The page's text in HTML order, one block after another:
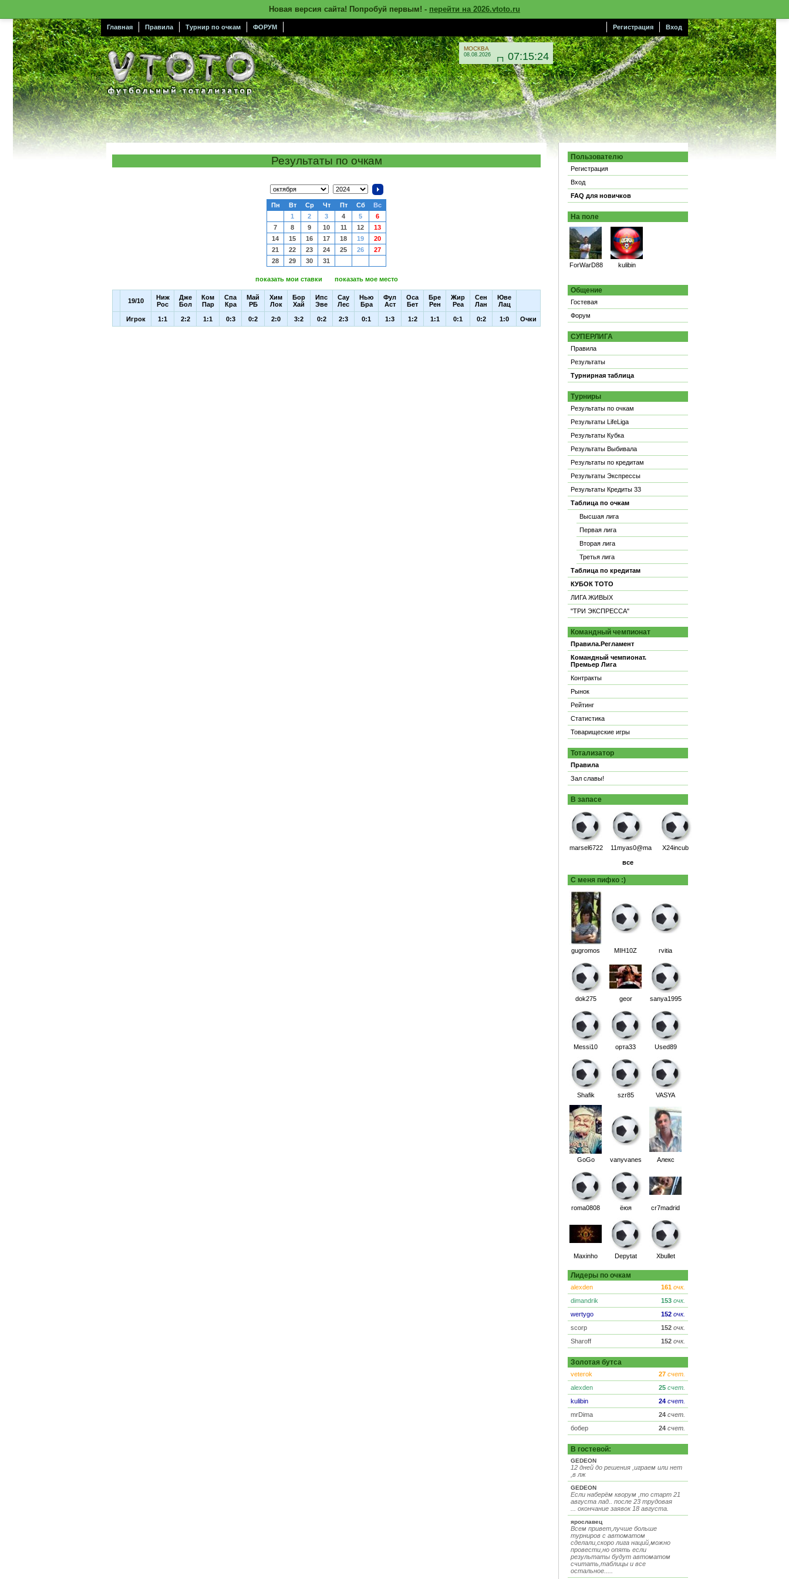
Новая версия сайта! Попробуй первым! - перейти на 2026.vtoto.ru
Главная Правила Турнир по очкам ФОРУМ Вход
Регистрация
МОСКВА
08.08.2026  07:15:25
Пользователю
Регистрация
Вход
FAQ для новичков
На поле
ForWarD88 kulibin
Общение
Гостевая
Форум
СУПЕРЛИГА
Правила
Результаты
Турнирная таблица
Турниры
Результаты по очкам
Результаты LifeLiga
Результаты Кубка
Результаты Выбивала
Результаты по кредитам
Результаты Экспрессы
Результаты Кредиты 33
Таблица по очкам
Высшая лига
Первая лига
Вторая лига
Третья лига
Таблица по кредитам
КУБОК ТОТО
ЛИГА ЖИВЫХ
"ТРИ ЭКСПРЕССА"
Командный чемпионат
Правила.Регламент
Командный чемпионат.
Премьер Лига
Контракты
Рынок
Рейтинг
Статистика
Товарищеские игры
Тотализатор
Правила
Зал славы!
В запасе
marsel6722 11myas0@ma X24incub
все
С меня пифко :)
gugromos MIH10Z rvitia
dok275 geor sanya1995
Messi10 орта33 Used89
Shafik szr85 VASYA
GoGo vanyvanes Алекс
roma0808 ёюя cr7madrid
Maxinho Depytat Xbullet
Лидеры по очкам
alexden 161 очк.
dimandrik
153 очк.
wertygo
152 очк.
scorp
152 очк.
Sharoff
152 очк.
Золотая бутса
veterok 27 счет.
alexden
25 счет.
kulibin
24 счет.
mrDima
24 счет.
бобер
24 счет.
В гостевой:
GEDEON
12 дней до решения ,играем или нет
,в лж
GEDEON
Если наберём кворум ,то старт 21
августа лад.. после 23 трудовая
... окончание заявок 18 августа.
ярославец
Всем привет,лучше больше
турниров с автоматом
сделали,скоро лига наций,можно
провести,но опять если
результаты будут автоматом
считать,таблицы и все
остальное.....
Результаты по очкам
Пн Вт Ср Чт Пт Сб
Вс
1
2 3 4 5
6
7
8 9 10 11 12
13
14
15 16 17 18 19
20
21
22 23 24 25 26
27
28
29 30 31
показать мои ставки показать мое место
19/10
Ниж
Рос
Дже
Бол
Ком
Пар
Спа
Кра
Май
РБ
Хим
Лок
Бор
Хай
Ипс
Эве
Сау
Лес
Нью
Бра
Фул
Аст
Оса
Бет
Бре
Рен
Жир
Реа
Сен
Лан
Юве
Лац
Игрок 1:1 2:2 1:1 0:3 0:2 2:0 3:2 0:2 2:3 0:1 1:3 1:2 1:1 0:1 0:2 1:0 Очки